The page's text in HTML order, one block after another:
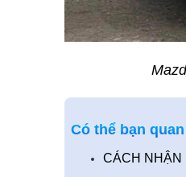
Có thể bạn
CÁCH NHẬN